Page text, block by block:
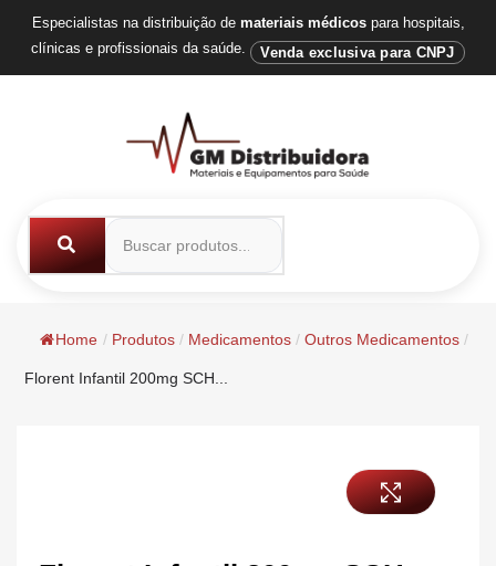
Especialistas na distribuição de materiais médicospara hospitais,
clínicas e profissionais da saúde.
Venda exclusiva para CNPJ
Home / Produtos / Medicamentos / Outros Medicamentos /
Florent Infantil 200mg SCH...